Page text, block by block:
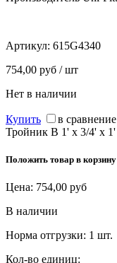
Артикул: 615G4340
754,00 руб / шт
Нет в наличии
Купить в сравнение
Тройник В 1' х 3/4' х 1'
Положить товар в корзину
Цена: 754,00 руб
В наличии
Норма отгрузки: 1 шт.
Кол-во единиц: